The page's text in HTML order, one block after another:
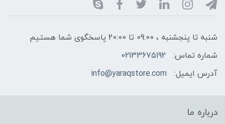
شنبه تا پنجشنبه ، 09:00 تا 20:00 پاسخگوی شما هستیم
شماره تماس:
02133675192
آدرس ایمیل:
info@yaraqstore.com
درباره ما